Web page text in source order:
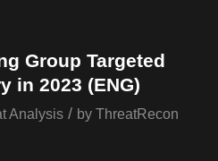
Group Targeted
in 2023 (ENG)
Analysis / by ThreatRecon